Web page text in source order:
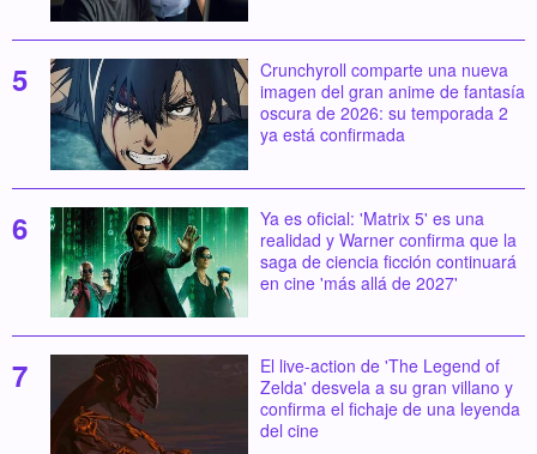
Crunchyroll comparte una nueva
imagen del gran anime de fantasía
oscura de 2026: su temporada 2
ya está confirmada
Ya es oficial: 'Matrix 5' es una
realidad y Warner confirma que la
saga de ciencia ficción continuará
en cine 'más allá de 2027'
El live-action de 'The Legend of
Zelda' desvela a su gran villano y
confirma el fichaje de una leyenda
del cine